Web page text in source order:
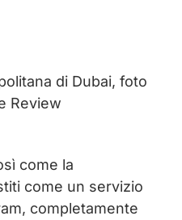
di Dubai, foto
Review
come la
come un servizio
completamente